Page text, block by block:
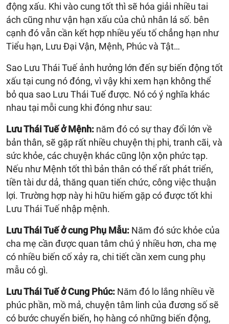
động xấu. Khi vào cung tốt thì sẽ hóa giải nhiều tai
ách cũng như vận hạn xấu của chủ nhân lá số. bên
cạnh đó vẫn cần kết hợp nhiều yếu tố chẳng hạn như
Tiểu hạn, Lưu Đại Vận, Mệnh, Phúc và Tật…
Sao Lưu Thái Tuế ảnh hưởng lớn đến sự biến động tốt
xấu tại cung nó đóng, vì vậy khi xem hạn không thể
bỏ qua sao Lưu Thái Tuế được. Nó có ý nghĩa khác
nhau tại mỗi cung khi đóng như sau:
Lưu Thái Tuế ở Mệnh: năm đó có sự thay đổi lớn về
bản thân, sẽ gặp rất nhiều chuyện thị phi, tranh cãi, và
sức khỏe, các chuyện khác cũng lộn xộn phức tạp.
Nếu như Mệnh tốt thì bản thân có thể rất phát triển,
tiền tài dư dả, thăng quan tiến chức, công việc thuận
lợi. Trường hợp này hi hữu hiếm gặp có được tốt khi
Lưu Thái Tuế nhập mệnh.
Lưu Thái Tuế ở cung Phụ Mẫu: Năm đó sức khỏe của
cha mẹ cần được quan tâm chú ý nhiều hơn, cha mẹ
có nhiều biến cố xảy ra, chi tiết cần xem cung phụ
mẫu có gì.
Lưu Thái Tuế ở Cung Phúc: Năm đó lo lắng nhiều về
phúc phần, mồ mả, chuyện tâm linh của đương số sẽ
có bước chuyển biến, họ hàng có những biến động,